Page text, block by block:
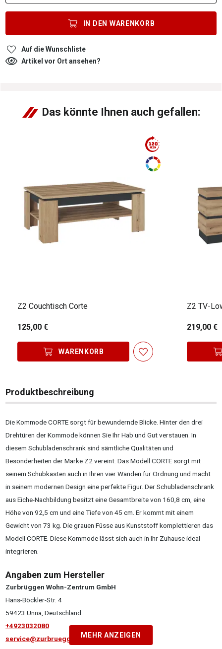
IN DEN WARENKORB
Auf die Wunschliste
Artikel vor Ort ansehen?
Das könnte Ihnen auch gefallen:
Z2 Couchtisch Corte
125,00 €
WARENKORB
Z2 TV-
219,00 €
Produktbeschreibung
Die Kommode CORTE sorgt für bewundernde Blicke. Hinter den drei
Drehtüren der Kommode können Sie Ihr Hab und Gut verstauen. In
diesem Schubladenschrank sind sämtliche Qualitäten und
Besonderheiten der Marke Z2 vereint. Das Modell CORTE sorgt mit
seinem Schubkasten auch in Ihren vier Wänden für Ordnung und macht
in seinem modernen Design eine perfekte Figur. Der Schubladenschrank
aus Eiche-Nachbildung besitzt eine Gesamtbreite von 160,8 cm, eine
Höhe von 92,5 cm und eine Tiefe von 45 cm. Er kommt mit einem
Gewicht von 73 kg. Die grauen Füsse aus Kunststoff komplettieren das
Modell CORTE. Diese Kommode lässt sich auch in Ihr Zuhause ideal
integrieren.
Angaben zum Hersteller
Zurbrüggen Wohn-Zentrum GmbH
Hans-Böckler-Str. 4
59423 Unna, Deutschland
+4923032080
service@zurbrueggen.deMEHR ANZEIGEN